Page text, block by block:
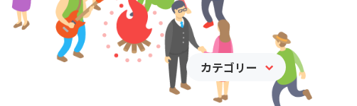
ファッション
スポーツ
まちづくり・地域活性化
カテゴリー